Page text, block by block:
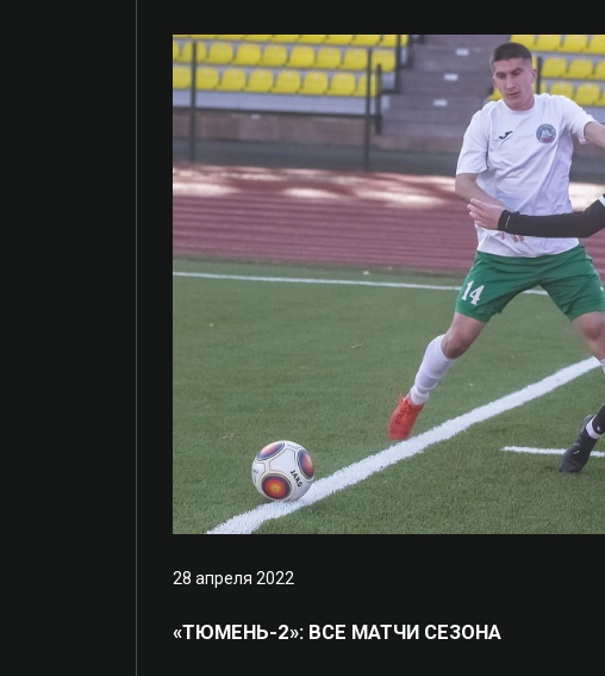
28 апреля 2022
«ТЮМЕНЬ-2»: ВСЕ МАТЧИ СЕЗОНА